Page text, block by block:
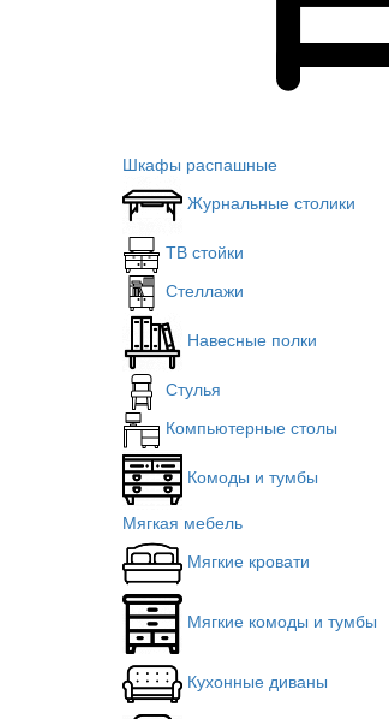
Шкафы распашные
Журнальные столики
ТВ стойки
Стеллажи
Навесные полки
Стулья
Компьютерные столы
Комоды и тумбы
Мягкая мебель
Мягкие кровати
Мягкие комоды и тумбы
Кухонные диваны